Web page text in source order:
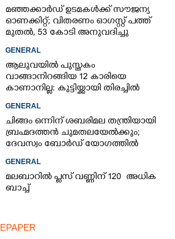
മഞ്ഞക്കാർഡ് ഉടമകൾക്ക് സൗജന്യ
ഓണക്കിറ്റ്; വിതരണം ഓഗസ്റ്റ് പത്ത്
മുതൽ, 53 കോടി അനുവദിച്ചു
GENERAL
ആലുവയിൽ പുസ്തകം
വാങ്ങാനിറങ്ങിയ 12 കാരിയെ
കാണാനില്ല: കുട്ടിയ്ക്കായി തിരച്ചിൽ
GENERAL
ചിങ്ങം ഒന്നിന് ശബരിമല തന്ത്രിയായി
ബ്രഹ്മദത്തൻ ചുമതലയേൽക്കും;
ദേവസ്വം ബോർഡ് യോഗത്തിൽ
തീരുമാനം
GENERAL
മലബാറിൽ പ്ലസ് വണ്ണിന് 120 അധിക
ബാച്ച്
EPAPER
×
Share this link